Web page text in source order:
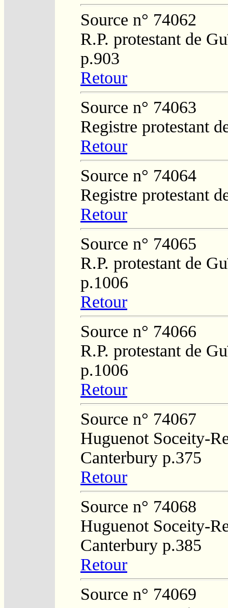
Source n° 74062
R.P. protestant de
p.903
Retour
Source n° 74063
Registre protestant
Retour
Source n° 74064
Registre protestant
Retour
Source n° 74065
R.P. protestant de
p.1006
Retour
Source n° 74066
R.P. protestant de
p.1006
Retour
Source n° 74067
Huguenot Soceity-
Canterbury p.375
Retour
Source n° 74068
Huguenot Soceity-
Canterbury p.385
Retour
Source n° 74069